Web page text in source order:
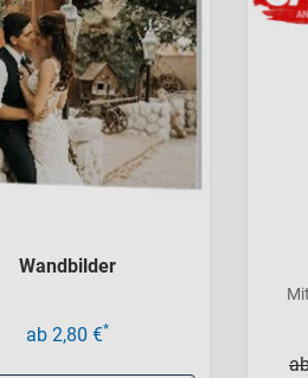
Wandbilder
ab 2,80 €*